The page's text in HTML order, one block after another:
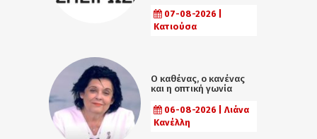
07-08-2026 |
Κατιούσα
Ο καθένας, ο κανένας
και η οπτική γωνία
06-08-2026 | Λιάνα
Κανέλλη